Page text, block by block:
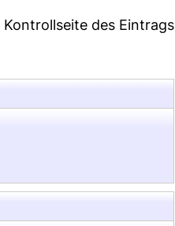
Kontrollseite des Eintrags